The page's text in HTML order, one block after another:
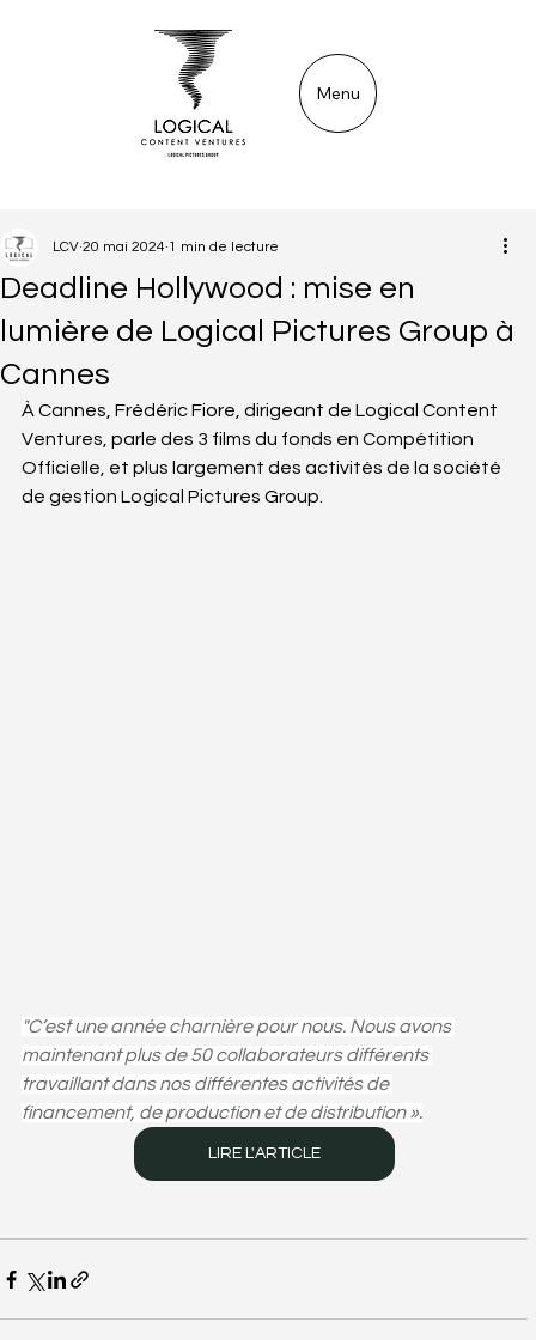
Menu
Deadline Hollywood : mise en
lumière de Logical Pictures Group à
Cannes
LCV 20 mai 2024 1 min de lecture
À Cannes, Frédéric Fiore, dirigeant de Logical Content
Ventures, parle des 3 films du fonds en Compétition
Officielle, et plus largement des activités de la société
de gestion Logical Pictures Group.
"C’est une année charnière pour nous. Nous avons
maintenant plus de 50 collaborateurs différents
travaillant dans nos différentes activités de
financement, de production et de distribution ».
LIRE L'ARTICLE